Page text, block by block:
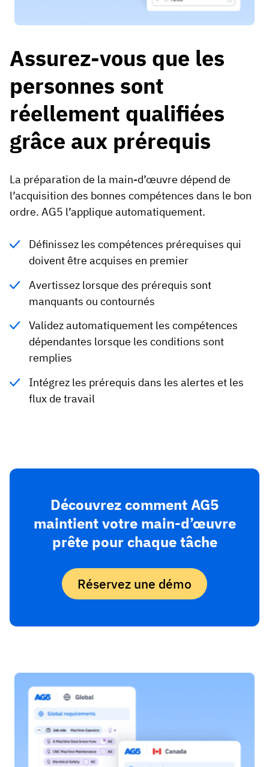
Assurez-vous que les
personnes sont
réellement qualifiées
grâce aux prérequis
La préparation de la main-d’œuvre dépend de
l’acquisition des bonnes compétences dans le bon
ordre. AG5 l’applique automatiquement.
Définissez les compétences prérequises qui
doivent être acquises en premier
Avertissez lorsque des prérequis sont
manquants ou contournés
Validez automatiquement les compétences
dépendantes lorsque les conditions sont
remplies
Intégrez les prérequis dans les alertes et les
flux de travail
Découvrez comment AG5
maintient votre main-d’œuvre
prête pour chaque tâche
Réservez une démo